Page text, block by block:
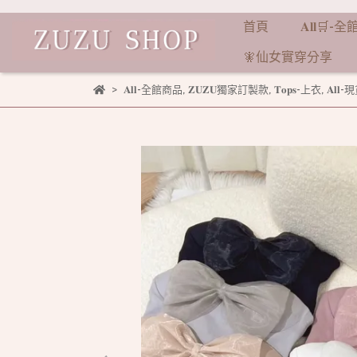
首頁
𝐀𝐥𝐥🛒-全
🧚仙女實穿分享
𝐀𝐥𝐥-全館商品 𝐙𝐔𝐙𝐔獨家訂製款, 𝐓𝐨𝐩𝐬-上衣, 𝐀𝐥𝐥-